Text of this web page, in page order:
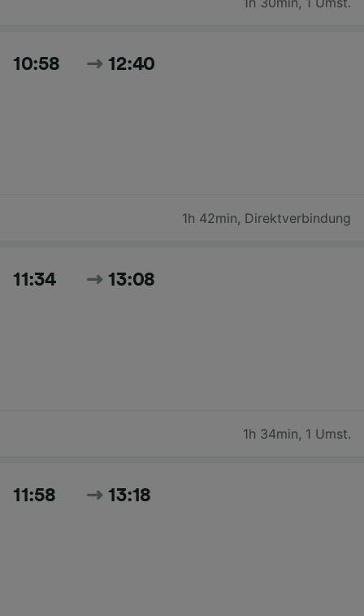
10:58 12:40
1h 42min, Direktverbindung
11:34 13:08
1h 34min, 1 Umst.
11:58 13:18